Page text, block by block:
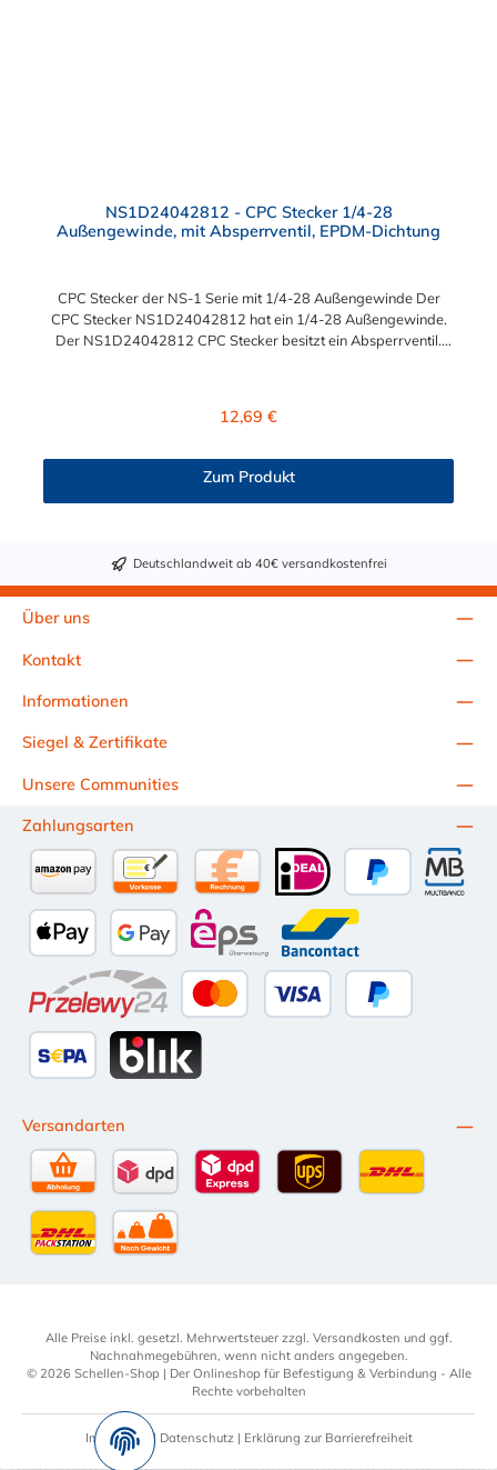
NS1D24042812 - CPC Stecker 1/4-28
Außengewinde, mit Absperrventil, EPDM-Dichtung
CPC Stecker der NS-1 Serie mit 1/4-28 Außengewinde Der
CPC Stecker NS1D24042812 hat ein 1/4-28 Außengewinde.
Der NS1D24042812 CPC Stecker besitzt ein Absperrventil.
allen Kupplungen der CPC NS1-Serie kombinieren.
Regulärer Preis:
12,69 €
Zum Produkt
Deutschlandweit ab 40€ versandkostenfrei
Über uns
Kontakt
Informationen
Unsere Communities
Siegel & Zertifikate
Zahlungsarten
Kauf auf Rechnung (10 Tage Netto)
iDEAL
Apple Pay Google Pay eps Bancontact
Przelewy24
Amazon PayVorkasse per Überweisung
Versandarten
Alle Preise inkl. gesetzl. Mehrwertsteuer zzgl. Versandkosten und ggf.
Nachnahmegebühren, wenn nicht anders angegeben.
© 2026 Schellen-Shop | Der Onlineshop für Befestigung & Verbindung - Alle
Rechte vorbehalten
Impressum | Datenschutz| Erklärung zur Barrierefreiheit